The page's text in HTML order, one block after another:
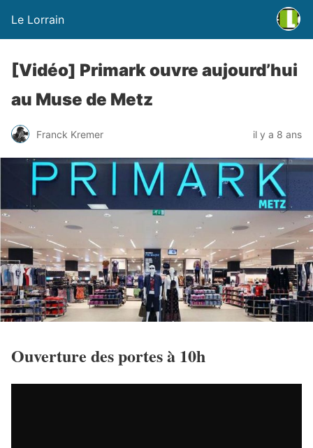
Le Lorrain
[Vidéo] Primark ouvre aujourd’hui
au Muse de Metz
Franck Kremer il y a 8 ans
Ouverture des portes à 10h